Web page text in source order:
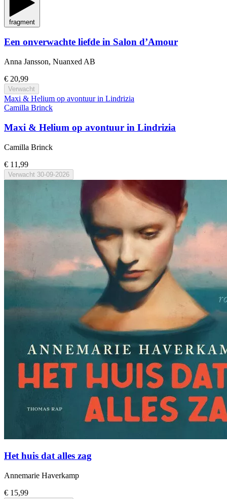
fragment
Een onverwachte liefde in Salon d’Amour
Anna Jansson, Nuanxed AB
€ 20,99
Verwacht
Maxi & Helium op avontuur in Lindrizia
Camilla Brinck
Maxi & Helium op avontuur in Lindrizia
Camilla Brinck
€ 11,99
Verwacht 30-09-2026
Het huis dat alles zag
Annemarie Haverkamp
€ 15,99